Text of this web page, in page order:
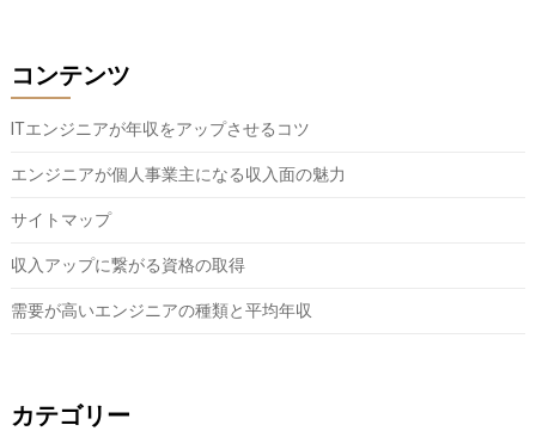
コンテンツ
ITエンジニアが年収をアップさせるコツ
エンジニアが個人事業主になる収入面の魅力
サイトマップ
収入アップに繋がる資格の取得
需要が高いエンジニアの種類と平均年収
カテゴリー